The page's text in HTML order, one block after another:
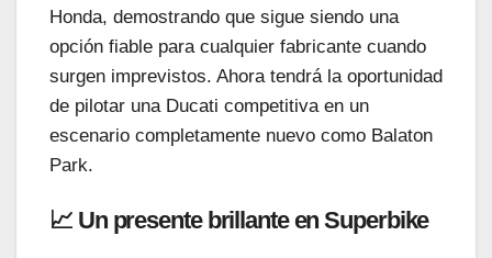
Honda, demostrando que sigue siendo una
opción fiable para cualquier fabricante cuando
surgen imprevistos. Ahora tendrá la oportunidad
de pilotar una Ducati competitiva en un
escenario completamente nuevo como Balaton
Park.
📈 Un presente brillante en Superbike